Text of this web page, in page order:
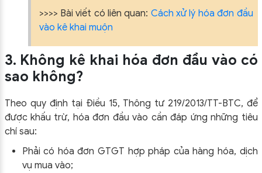
>>>> Bài viết có liên quan: Cách xử lý hóa đơn đầu
vào kê khai muộn
3. Không kê khai hóa đơn đầu vào có
sao không?
Theo quy định tại Điều 15, Thông tư 219/2013/TT-BTC, để
được khấu trừ, hóa đơn đầu vào cần đáp ứng những tiêu
chí sau:
Phải có hóa đơn GTGT hợp pháp của hàng hóa, dịch
vụ mua vào;